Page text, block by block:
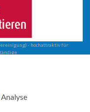
- hochattraktiv für
Analyse